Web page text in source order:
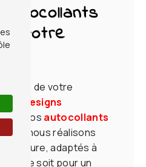
autocollants
votre
de votre
designs
nos autocollants
Co
, nous réalisons
mesure, adaptés à
ce soit pour un